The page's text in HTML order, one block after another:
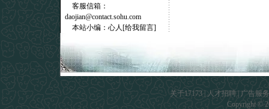
客服信箱：
daojian@contact.sohu.com
本站小编：心人[给我留言]
关于17173 人才招聘
广告服务
Copyright ©